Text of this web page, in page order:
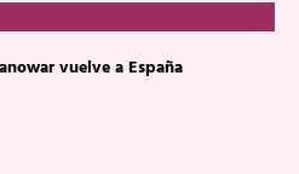
vuelve a España